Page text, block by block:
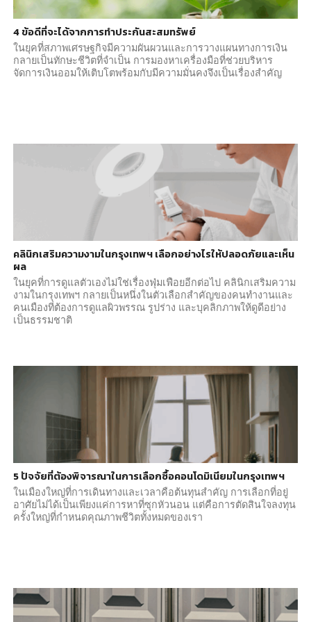
4 ข้อดีที่จะได้จากการทำประกันสะสมทรัพย์
ในยุคที่สภาพเศรษฐกิจมีความผันผวนและการวางแผนทางการเงิน
กลายเป็นทักษะชีวิตที่จำเป็น การมองหาเครื่องมือที่ช่วยบริหาร
จัดการเงินออมให้เติบโตพร้อมกับมีความมั่นคงจึงเป็นเรื่องสำคัญ
คลินิกเสริมความงามในกรุงเทพฯ เลือกอย่างไรให้ปลอดภัยและเห็น
ผล
ในยุคที่การดูแลตัวเองไม่ใช่เรื่องฟุ่มเฟือยอีกต่อไป คลินิกเสริมความ
งามในกรุงเทพฯ กลายเป็นหนึ่งในตัวเลือกสำคัญของคนทำงานและ
คนเมืองที่ต้องการดูแลผิวพรรณ รูปร่าง และบุคลิกภาพให้ดูดีอย่าง
เป็นธรรมชาติ
5 ปัจจัยที่ต้องพิจารณาในการเลือกซื้อคอนโดมิเนียมในกรุงเทพฯ
ในเมืองใหญ่ที่การเดินทางและเวลาคือต้นทุนสำคัญ การเลือกที่อยู่
อาศัยไม่ได้เป็นเพียงแค่การหาที่ซุกหัวนอน แต่คือการตัดสินใจลงทุน
ครั้งใหญ่ที่กำหนดคุณภาพชีวิตทั้งหมดของเรา